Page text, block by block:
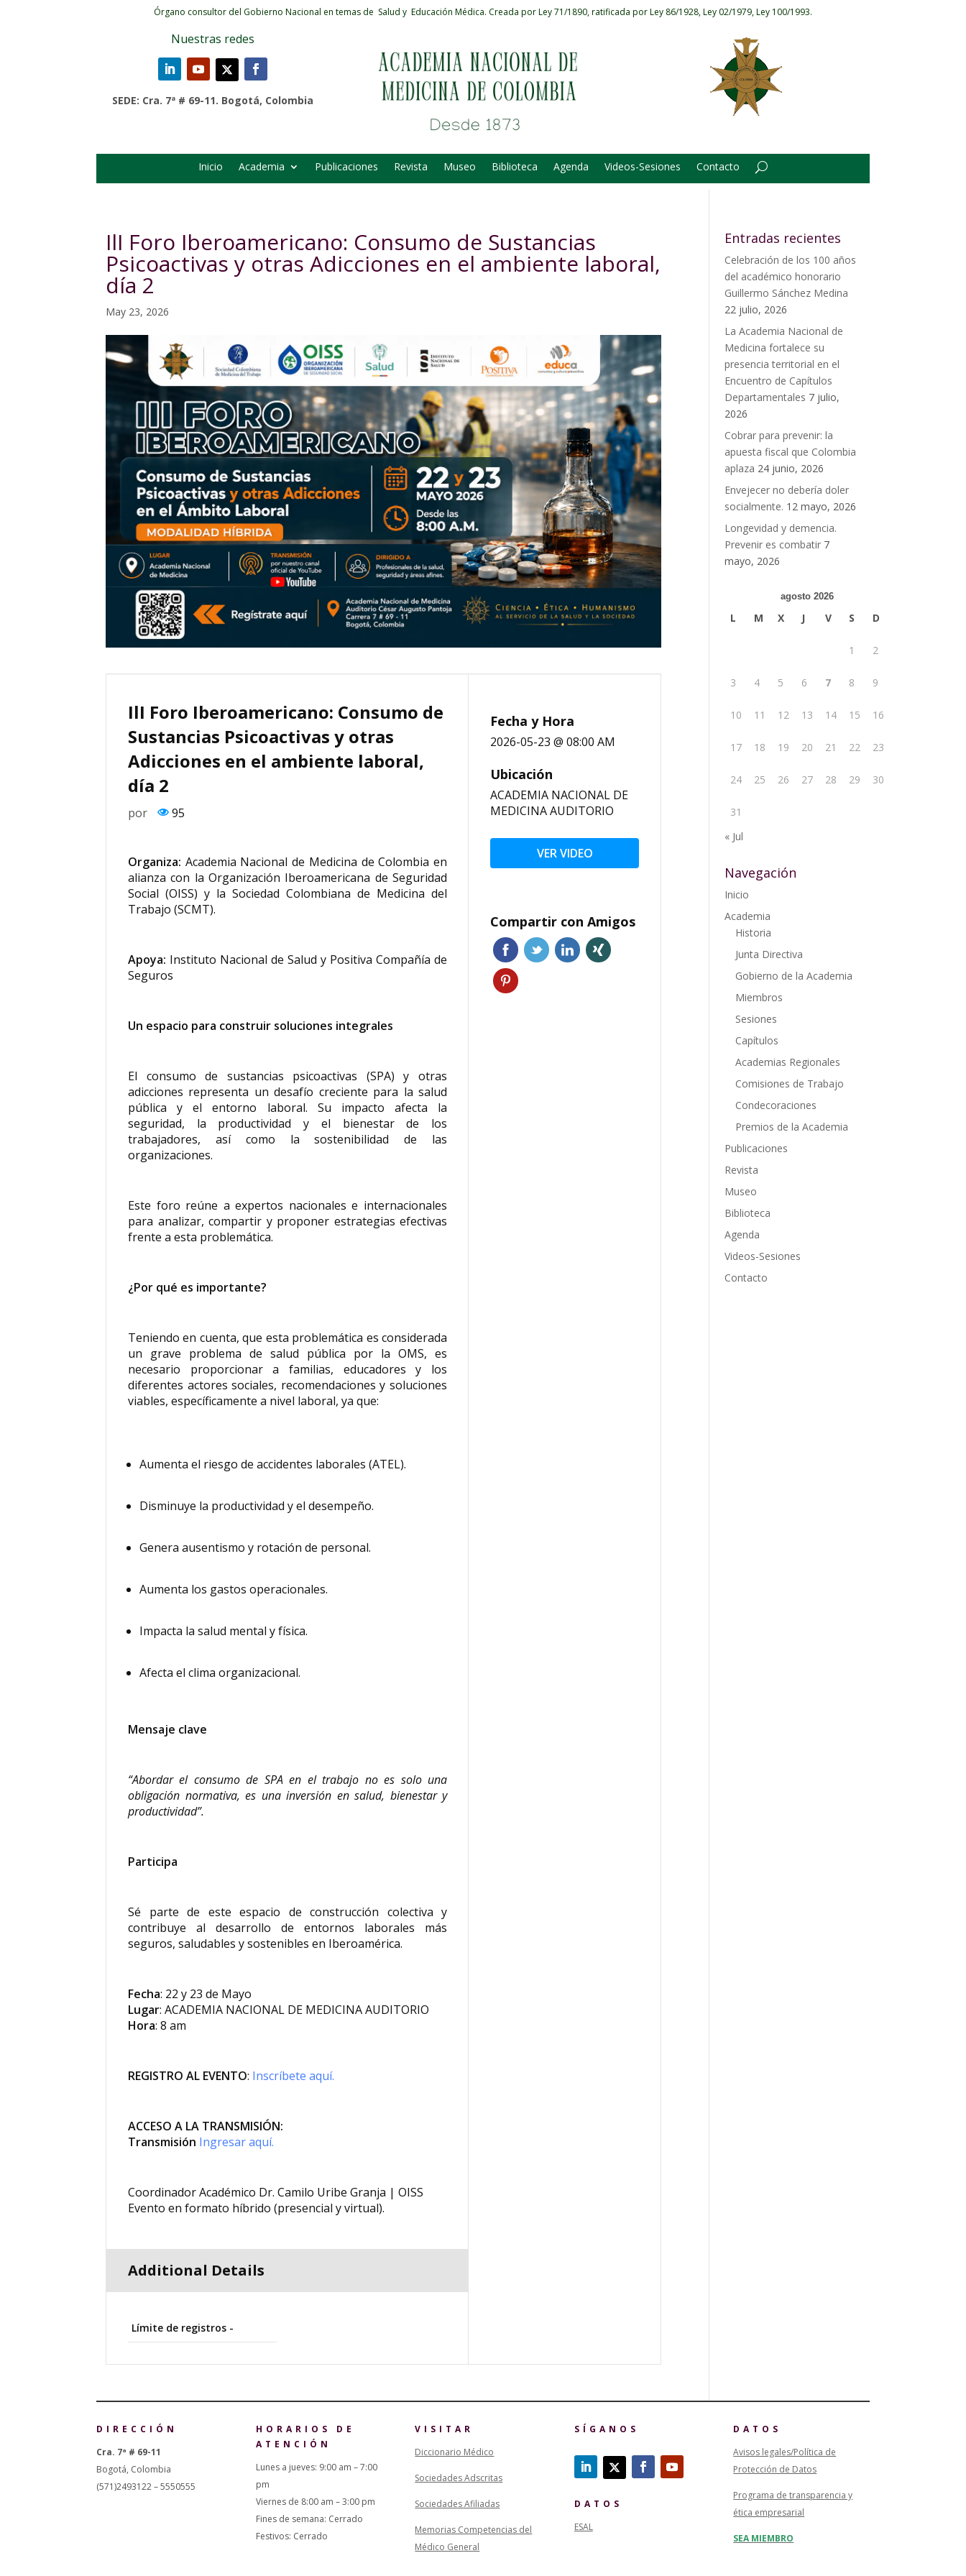
Órgano consultor del Gobierno Nacional en temas de Salud y Educación Médica. Creada por Ley 71/1890, ratificada por Ley 86/1928, Ley 02/1979, Ley 100/1993.
Nuestras redes
SEDE: Cra. 7ª # 69-11. Bogotá, Colombia
Inicio Academia Publicaciones Revista Museo Biblioteca Agenda Videos-Sesiones Contacto
IlI Foro Iberoamericano: Consumo de Sustancias
Psicoactivas y otras Adicciones en el ambiente laboral,
día 2
May 23, 2026
IlI Foro Iberoamericano: Consumo de
Sustancias Psicoactivas y otras
Adicciones en el ambiente laboral,
día 2
por 95
Organiza: Academia Nacional de Medicina de Colombia en
alianza con la Organización Iberoamericana de Seguridad
Social (OISS) y la Sociedad Colombiana de Medicina del
Trabajo (SCMT).
Apoya: Instituto Nacional de Salud y Positiva Compañía de
Seguros
Un espacio para construir soluciones integrales
El consumo de sustancias psicoactivas (SPA) y otras
adicciones representa un desafío creciente para la salud
pública y el entorno laboral. Su impacto afecta la
seguridad, la productividad y el bienestar de los
trabajadores, así como la sostenibilidad de las
organizaciones.
Este foro reúne a expertos nacionales e internacionales
para analizar, compartir y proponer estrategias efectivas
frente a esta problemática.
¿Por qué es importante?
Teniendo en cuenta, que esta problemática es considerada
un grave problema de salud pública por la OMS, es
necesario proporcionar a familias, educadores y los
diferentes actores sociales, recomendaciones y soluciones
viables, específicamente a nivel laboral, ya que:
Aumenta el riesgo de accidentes laborales (ATEL).
Disminuye la productividad y el desempeño.
Genera ausentismo y rotación de personal.
Aumenta los gastos operacionales.
Impacta la salud mental y física.
Afecta el clima organizacional.
Mensaje clave
“Abordar el consumo de SPA en el trabajo no es solo una
obligación normativa, es una inversión en salud, bienestar y
productividad”.
Participa
Sé parte de este espacio de construcción colectiva y
contribuye al desarrollo de entornos laborales más
seguros, saludables y sostenibles en Iberoamérica.
Fecha: 22 y 23 de Mayo
Lugar: ACADEMIA NACIONAL DE MEDICINA AUDITORIO
Hora: 8 am
REGISTRO AL EVENTO: Inscríbete aquí.
ACCESO A LA TRANSMISIÓN:
Transmisión Ingresar aquí.
Coordinador Académico Dr. Camilo Uribe Granja | OISS
Evento en formato híbrido (presencial y virtual).
Additional Details
Límite de registros -
Fecha y Hora
2026-05-23 @ 08:00 AM
Ubicación
ACADEMIA NACIONAL DE
MEDICINA AUDITORIO
VER VIDEO
Compartir con Amigos
Entradas recientes
Celebración de los 100 años
del académico honorario
Guillermo Sánchez Medina
22 julio, 2026
La Academia Nacional de
Medicina fortalece su
presencia territorial en el
Encuentro de Capítulos
Departamentales 7 julio,
2026
Cobrar para prevenir: la
apuesta fiscal que Colombia
aplaza 24 junio, 2026
Envejecer no debería doler
socialmente. 12 mayo, 2026
Longevidad y demencia.
Prevenir es combatir 7
mayo, 2026
agosto 2026
L M X J V S D
1 2
3 4 5 6 7 8 9
10 11 12 13 14 15 16
17 18 19 20 21 22 23
24 25 26 27 28 29 30
31
« Jul
Navegación
Inicio
Academia
Historia
Junta Directiva
Gobierno de la Academia
Miembros
Sesiones
Capítulos
Academias Regionales
Comisiones de Trabajo
Condecoraciones
Premios de la Academia
Publicaciones
Revista
Museo
Biblioteca
Agenda
Videos-Sesiones
Contacto
DIRECCIÓN
Cra. 7ª # 69-11
Bogotá, Colombia
(571)2493122 – 5550555
HORARIOS DE
ATENCIÓN
Lunes a jueves: 9:00 am – 7:00
pm
Viernes de 8:00 am – 3:00 pm
Fines de semana: Cerrado
Festivos: Cerrado
VISITAR
Diccionario Médico
Sociedades Adscritas
Sociedades Afiliadas
Memorias Competencias del
Médico General
SÍGANOS
DATOS
ESAL
DATOS
Avisos legales/Política de
Protección de Datos
Programa de transparencia y
ética empresarial
SEA MIEMBRO